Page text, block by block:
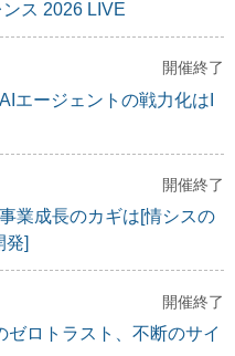
ス 2026 LIVE
開催終了
エージェントの戦力化はI
開催終了
業成長のカギは[情シスの
発]
開催終了
ゼロトラスト、不断のサイ